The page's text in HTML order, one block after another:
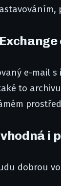
e-mail
to
i
dobrou